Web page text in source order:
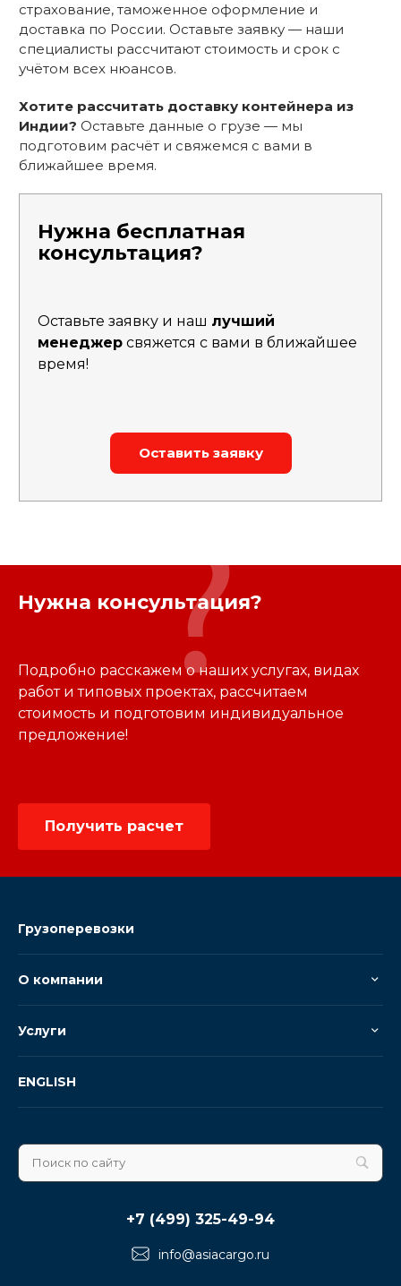
страхование, таможенное оформление и
доставка по России. Оставьте заявку — наши
специалисты рассчитают стоимость и срок с
учётом всех нюансов.
Хотите рассчитать доставку контейнера из
Индии? Оставьте данные о грузе — мы
подготовим расчёт и свяжемся с вами в
ближайшее время.
Нужна бесплатная
консультация?
Оставьте заявку и наш лучший
менеджер свяжется с вами в ближайшее
время!
Оставить заявку
Нужна консультация?
Подробно расскажем о наших услугах, видах
работ и типовых проектах, рассчитаем
стоимость и подготовим индивидуальное
предложение!
Получить расчет
Грузоперевозки
О компании
Услуги
ENGLISH
+7 (499) 325-49-94
info@asiacargo.ru